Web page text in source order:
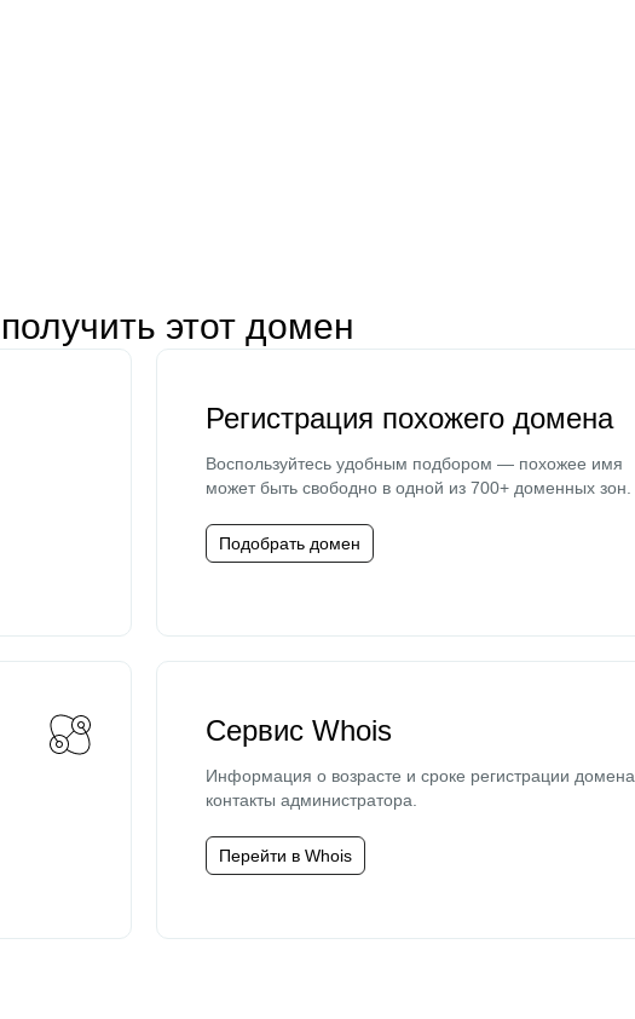
этот домен
Регистрация похожего домена
Воспользуйтесь удобным подбором — похожее имя
может быть свободно в одной из 700+ доменных зон.
Подобрать домен
Сервис Whois
Информация о возрасте и сроке регистрации домена,
контакты администратора.
Перейти в Whois